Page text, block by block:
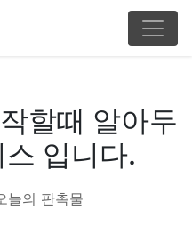
할때 알아두
입니다.